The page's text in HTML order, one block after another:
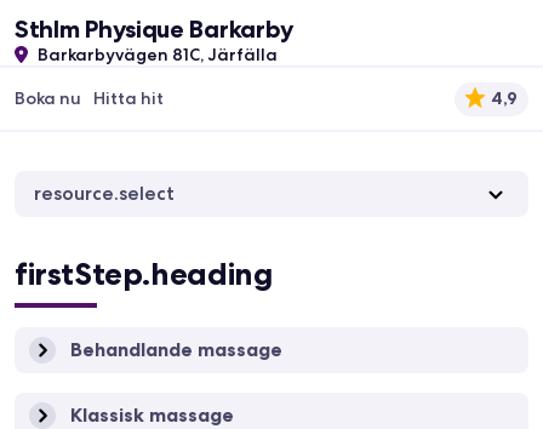
Sthlm Physique Barkarby
Barkarbyvägen 81C, Järfälla
Boka nu
Hitta hit 4,9
resource.select
firstStep.heading
Behandlande massage
Klassisk massage